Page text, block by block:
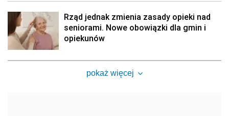
Rząd jednak zmienia zasady opieki nad
seniorami. Nowe obowiązki dla gmin i
opiekunów
pokaż więcej